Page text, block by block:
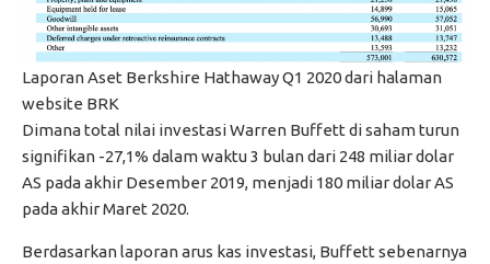
Laporan Aset Berkshire Hathaway Q1 2020 dari halaman
website BRK
Dimana total nilai investasi Warren Buffett di saham turun
signifikan -27,1% dalam waktu 3 bulan dari 248 miliar dolar
AS pada akhir Desember 2019, menjadi 180 miliar dolar AS
pada akhir Maret 2020.
Berdasarkan laporan arus kas investasi, Buffett sebenarnya